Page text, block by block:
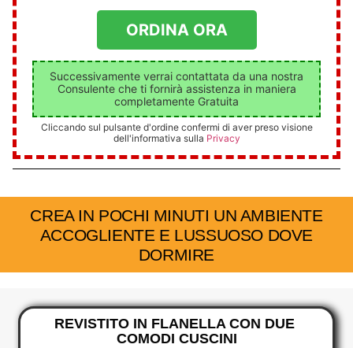
Successivamente verrai contattata da una nostra
Consulente che ti fornirà assistenza in maniera
completamente Gratuita
Cliccando sul pulsante d'ordine confermi di aver preso visione
dell'informativa sulla Privacy
CREA IN POCHI MINUTI UN AMBIENTE
ACCOGLIENTE E LUSSUOSO DOVE
DORMIRE
REVISTITO IN FLANELLA CON DUE
COMODI CUSCINI